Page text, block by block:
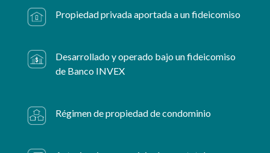
Propiedad privada aportada a un fideicomiso
Desarrollado y operado bajo un fideicomiso
de Banco INVEX
Régimen de propiedad de condominio